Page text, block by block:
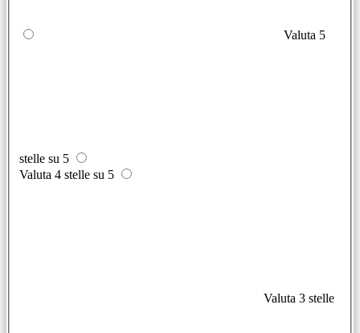
Valuta 5
stelle su 5
Valuta 4 stelle su 5
Valuta 3 stelle